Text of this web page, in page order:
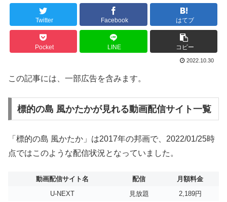
Twitter Facebook はてブ
Pocket LINE コピー
2022.10.30
この記事には、一部広告を含みます。
標的の島 風かたかが見れる動画配信サイト一覧
「標的の島 風かたか」は2017年の邦画で、2022/01/25時
点ではこのような配信状況となっていました。
動画配信サイト名 配信
月額料金
U-NEXT
見放題
2,189円